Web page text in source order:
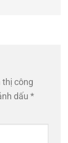
thị công
dấu *